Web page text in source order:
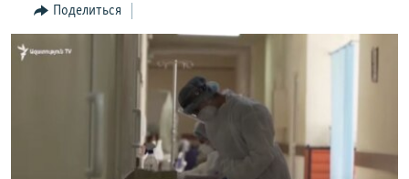
поискуНАГОРНЫЙ КАРАБАХ
КУЛЬТУРА
Поделиться